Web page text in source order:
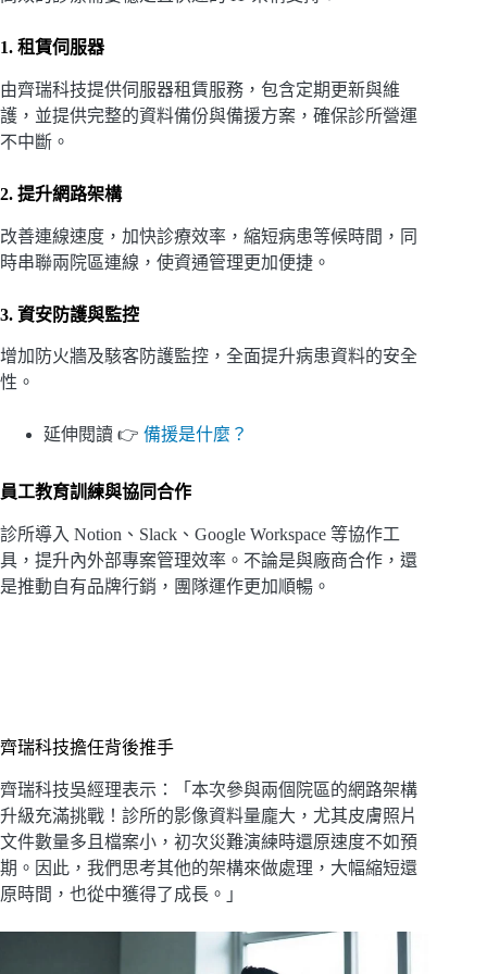
1. 租賃伺服器
由齊瑞科技提供伺服器租賃服務，包含定期更新與維
護，並提供完整的資料備份與備援方案，確保診所營運
不中斷。
2. 提升網路架構
改善連線速度，加快診療效率，縮短病患等候時間，同
時串聯兩院區連線，使資通管理更加便捷。
3. 資安防護與監控
增加防火牆及駭客防護監控，全面提升病患資料的安全
性。
延伸閱讀 👉 備援是什麼？
員工教育訓練與協同合作
診所導入 Notion、Slack、Google Workspace 等協作工
具，提升內外部專案管理效率。不論是與廠商合作，還
是推動自有品牌行銷，團隊運作更加順暢。
齊瑞科技擔任背後推手
齊瑞科技吳經理表示：「本次參與兩個院區的網路架構
升級充滿挑戰！診所的影像資料量龐大，尤其皮膚照片
文件數量多且檔案小，初次災難演練時還原速度不如預
期。因此，我們思考其他的架構來做處理，大幅縮短還
原時間，也從中獲得了成長。」